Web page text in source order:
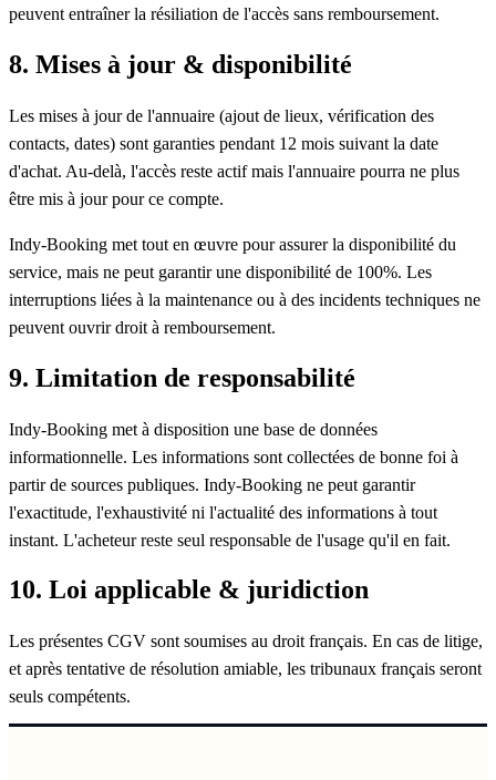
peuvent entraîner la résiliation de l'accès sans remboursement.
8. Mises à jour & disponibilité
Les mises à jour de l'annuaire (ajout de lieux, vérification des
contacts, dates) sont garanties pendant 12 mois suivant la date
d'achat. Au-delà, l'accès reste actif mais l'annuaire pourra ne plus
être mis à jour pour ce compte.
Indy-Booking met tout en œuvre pour assurer la disponibilité du
service, mais ne peut garantir une disponibilité de 100%. Les
interruptions liées à la maintenance ou à des incidents techniques ne
peuvent ouvrir droit à remboursement.
9. Limitation de responsabilité
Indy-Booking met à disposition une base de données
informationnelle. Les informations sont collectées de bonne foi à
partir de sources publiques. Indy-Booking ne peut garantir
l'exactitude, l'exhaustivité ni l'actualité des informations à tout
instant. L'acheteur reste seul responsable de l'usage qu'il en fait.
10. Loi applicable & juridiction
Les présentes CGV sont soumises au droit français. En cas de litige,
et après tentative de résolution amiable, les tribunaux français seront
seuls compétents.